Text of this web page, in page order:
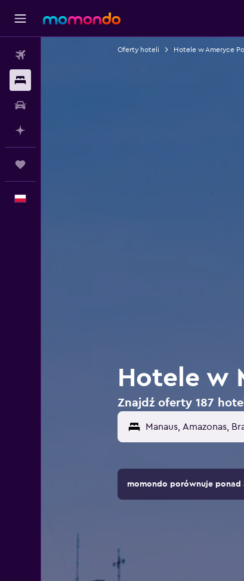
Oferty hoteli Hotele w Ameryce
Hotele w
Znajdź oferty 187
momondo porównuje ponad